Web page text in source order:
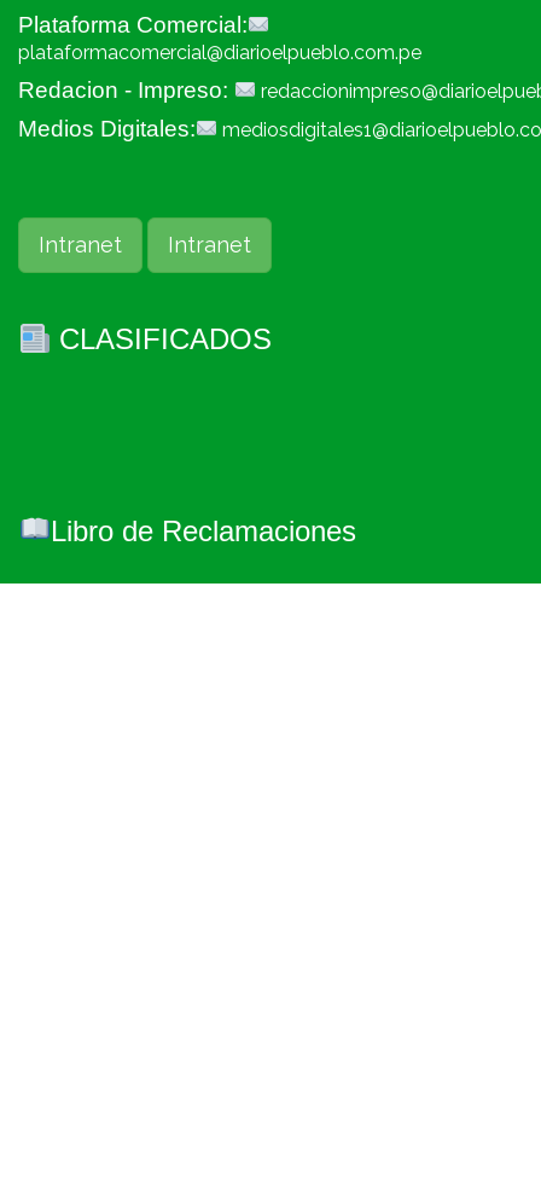
Plataforma Comercial:
plataformacomercial@diarioelpueblo.com.pe
Redacion - Impreso:
Medios Digitales:
Intranet Intranet
CLASIFICADOS
Libro de Reclamaciones